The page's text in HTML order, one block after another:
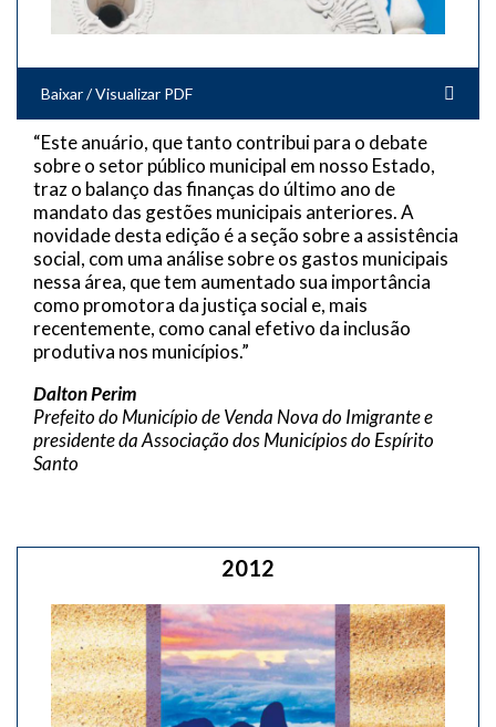
Baixar / Visualizar PDF
“Este anuário, que tanto contribui para o debate
sobre o setor público municipal em nosso Estado,
traz o balanço das finanças do último ano de
mandato das gestões municipais anteriores. A
novidade desta edição é a seção sobre a assistência
social, com uma análise sobre os gastos municipais
nessa área, que tem aumentado sua importância
como promotora da justiça social e, mais
recentemente, como canal efetivo da inclusão
produtiva nos municípios.”
Dalton Perim
Prefeito do Município de Venda Nova do Imigrante e
presidente da Associação dos Municípios do Espírito
Santo
2012